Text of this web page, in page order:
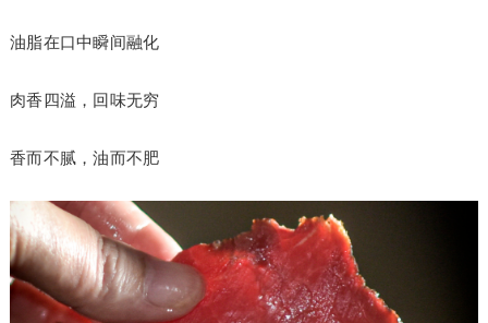
油脂在口中瞬间融化
肉香四溢，回味无穷
香而不腻，油而不肥